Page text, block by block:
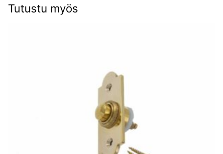
Tutustu myös